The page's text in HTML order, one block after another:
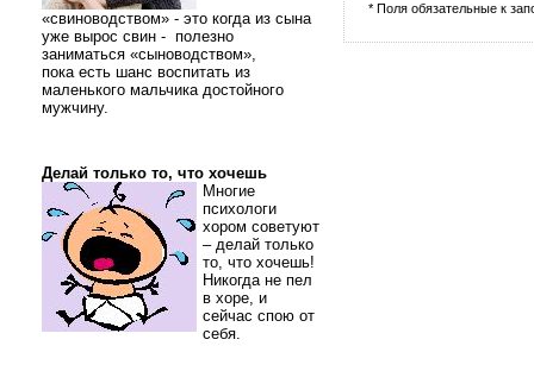
«свиноводством» - это когда из сына
уже вырос свин - полезно
заниматься «сыноводством»,
пока есть шанс воспитать из
маленького мальчика достойного
мужчину.
Делай только то, что хочешь
Многие
психологи
хором советуют
– делай только
то, что хочешь!
Никогда не пел
в хоре, и
сейчас спою от
себя.
* Поля обязательные к